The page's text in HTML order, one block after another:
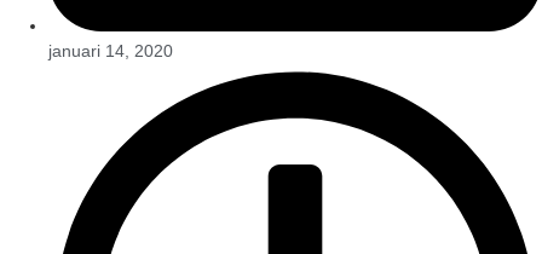
januari 14, 2020